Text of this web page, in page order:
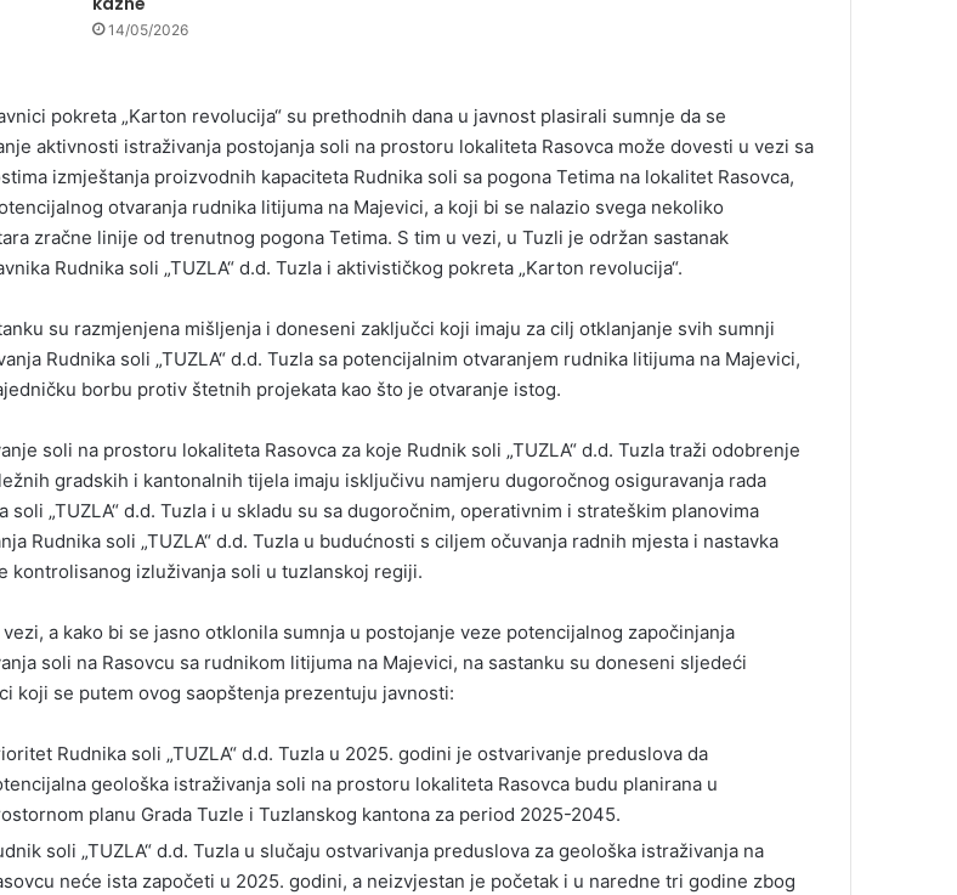
14/05/2026
pokreta „Karton revolucija“ su prethodnih dana u javnost plasirali sumnje da se
aktivnosti istraživanja postojanja soli na prostoru lokaliteta Rasovca može dovesti u vezi sa
izmještanja proizvodnih kapaciteta Rudnika soli sa pogona Tetima na lokalitet Rasovca,
otvaranja rudnika litijuma na Majevici, a koji bi se nalazio svega nekoliko
zračne linije od trenutnog pogona Tetima. S tim u vezi, u Tuzli je održan sastanak
Rudnika soli „TUZLA“ d.d. Tuzla i aktivističkog pokreta „Karton revolucija“.
su razmjenjena mišljenja i doneseni zaključci koji imaju za cilj otklanjanje svih sumnji
Rudnika soli „TUZLA“ d.d. Tuzla sa potencijalnim otvaranjem rudnika litijuma na Majevici,
borbu protiv štetnih projekata kao što je otvaranje istog.
soli na prostoru lokaliteta Rasovca za koje Rudnik soli „TUZLA“ d.d. Tuzla traži odobrenje
gradskih i kantonalnih tijela imaju isključivu namjeru dugoročnog osiguravanja rada
soli „TUZLA“ d.d. Tuzla i u skladu su sa dugoročnim, operativnim i strateškim planovima
Rudnika soli „TUZLA“ d.d. Tuzla u budućnosti s ciljem očuvanja radnih mjesta i nastavka
kontrolisanog izluživanja soli u tuzlanskoj regiji.
vezi, a kako bi se jasno otklonila sumnja u postojanje veze potencijalnog započinjanja
soli na Rasovcu sa rudnikom litijuma na Majevici, na sastanku su doneseni sljedeći
koji se putem ovog saopštenja prezentuju javnosti:
Rudnika soli „TUZLA“ d.d. Tuzla u 2025. godini je ostvarivanje preduslova da
geološka istraživanja soli na prostoru lokaliteta Rasovca budu planirana u
planu Grada Tuzle i Tuzlanskog kantona za period 2025-2045.
soli „TUZLA“ d.d. Tuzla u slučaju ostvarivanja preduslova za geološka istraživanja na
neće ista započeti u 2025. godini, a neizvjestan je početak i u naredne tri godine zbog